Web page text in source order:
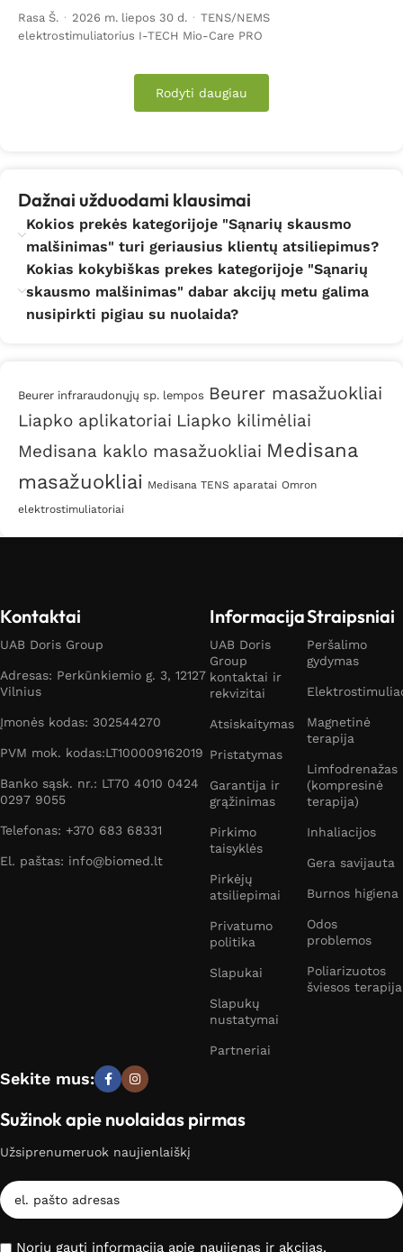
Rasa Š. · 2026 m. liepos 30 d. · TENS/NEMS
elektrostimuliatorius I-TECH Mio-Care PRO
Rodyti daugiau
Dažnai užduodami klausimai
Kokios prekės kategorijoje "Sąnarių skausmo
malšinimas" turi geriausius klientų atsiliepimus?
Kokias kokybiškas prekes kategorijoje "Sąnarių
skausmo malšinimas" dabar akcijų metu galima
nusipirkti pigiau su nuolaida?
Beurer infraraudonųjų sp. lempos Beurer masažuokliai
Liapko aplikatoriai Liapko kilimėliai
Medisana kaklo masažuokliai Medisana
masažuokliai Medisana TENS aparatai Omron
elektrostimuliatoriai
Kontaktai
UAB Doris Group
Adresas: Perkūnkiemio g. 3, 12127
Vilnius
Įmonės kodas: 302544270
PVM mok. kodas:LT100009162019
Banko sąsk. nr.: LT70 4010 0424
0297 9055
Telefonas: +370 683 68331
El. paštas: info@biomed.lt
Informacija
UAB Doris
Group
kontaktai ir
rekvizitai
Atsiskaitymas
Pristatymas
Garantija ir
grąžinimas
Pirkimo
taisyklės
Pirkėjų
atsiliepimai
Privatumo
politika
Slapukai
Slapukų
nustatymai
Partneriai
Straipsniai
Peršalimo
gydymas
Magnetinė
terapija
Limfodrenažas
(kompresinė
terapija)
Inhaliacijos
Gera savijauta
Burnos higiena
Odos
problemos
Poliarizuotos
šviesos terapija
Sekite mus:
Sužinok apie nuolaidas pirmas
Užsiprenumeruok naujienlaiškį
Noriu gauti informaciją apie naujienas ir akcijas.